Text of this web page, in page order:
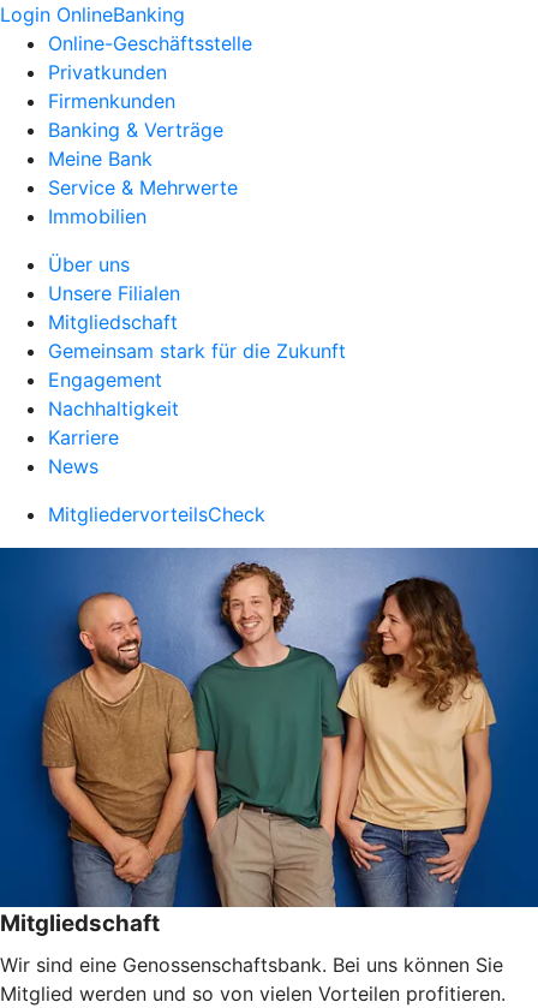
Login OnlineBanking
Online-Geschäftsstelle
Privatkunden
Firmenkunden
Banking & Verträge
Meine Bank
Service & Mehrwerte
Immobilien
Über uns
Unsere Filialen
Mitgliedschaft
Gemeinsam stark für die Zukunft
Engagement
Nachhaltigkeit
Karriere
News
MitgliedervorteilsCheck
Mitgliedschaft
Wir sind eine Genossenschaftsbank. Bei uns können Sie
Mitglied werden und so von vielen Vorteilen profitieren.